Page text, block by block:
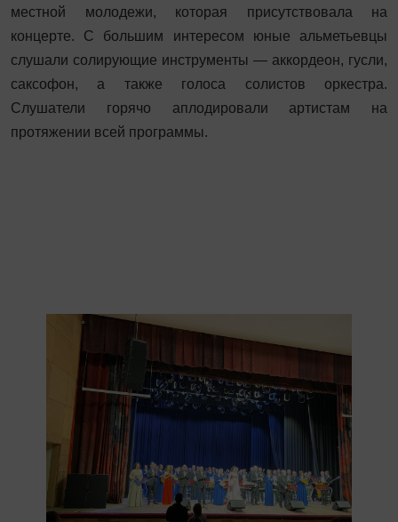
местной молодежи, которая присутствовала на
концерте. С большим интересом юные альметьевцы
слушали солирующие инструменты — аккордеон, гусли,
саксофон, а также голоса солистов оркестра.
Слушатели горячо аплодировали артистам на
протяжении всей программы.